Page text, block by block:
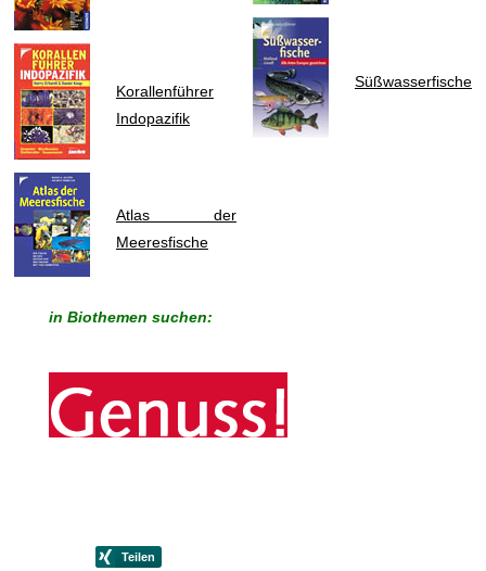
Korallenführer
Indopazifik
Atlas der
Meeresfische
Süßwasserfische
in Biothemen suchen: